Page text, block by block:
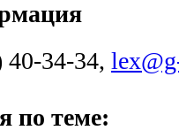
34-34,
по теме: